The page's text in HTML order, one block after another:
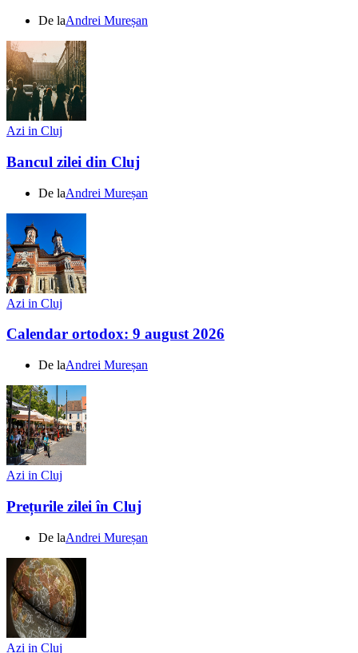
De laAndrei Mureșan
Azi in Cluj
Bancul zilei din Cluj
De laAndrei Mureșan
Azi in Cluj
Calendar ortodox: 9 august 2026
De laAndrei Mureșan
Azi in Cluj
Prețurile zilei în Cluj
De laAndrei Mureșan
Azi in Cluj